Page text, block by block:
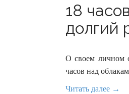
18
долгий
О своем личном
часов над
Читать далее →